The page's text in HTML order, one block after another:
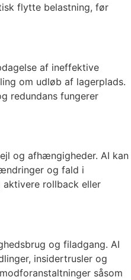
flytte belastning, før
af ineffektive
om udløb af lagerplads.
redundans fungerer
og afhængigheder. AI kan
og fald i
rollback eller
og filadgang. AI
insidertrusler og
såsom